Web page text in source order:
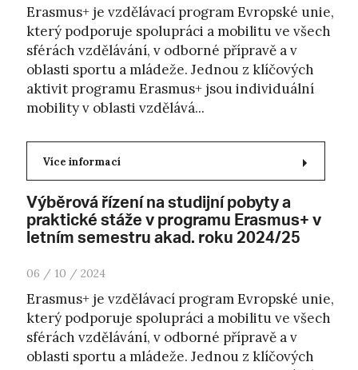
Erasmus+ je vzdělávací program Evropské unie,
který podporuje spolupráci a mobilitu ve všech
sférách vzdělávání, v odborné přípravě a v
oblasti sportu a mládeže. Jednou z klíčových
aktivit programu Erasmus+ jsou individuální
mobility v oblasti vzdělává...
Více informací
Výběrová řízení na studijní pobyty a
praktické stáže v programu Erasmus+ v
letním semestru akad. roku 2024/25
06 / 10 / 2024
Erasmus+ je vzdělávací program Evropské unie,
který podporuje spolupráci a mobilitu ve všech
sférách vzdělávání, v odborné přípravě a v
oblasti sportu a mládeže. Jednou z klíčových